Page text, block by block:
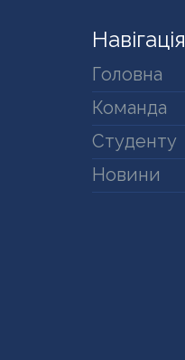
Навігація
Головна
Команда
Студенту
Новини